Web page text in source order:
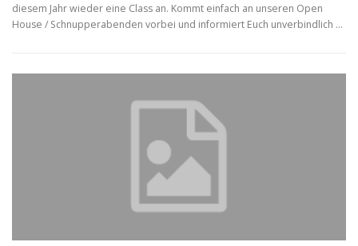
diesem Jahr wieder eine Class an. Kommt einfach an unseren Open
House / Schnupperabenden vorbei und informiert Euch unverbindlich …